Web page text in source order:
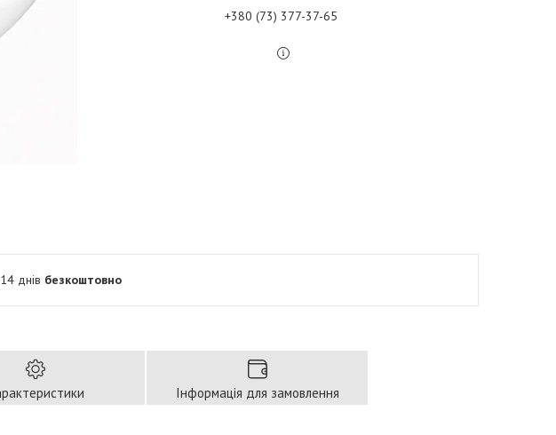
+380 (73) 377-37-65
днів безкоштовно
Інформація для замовлення